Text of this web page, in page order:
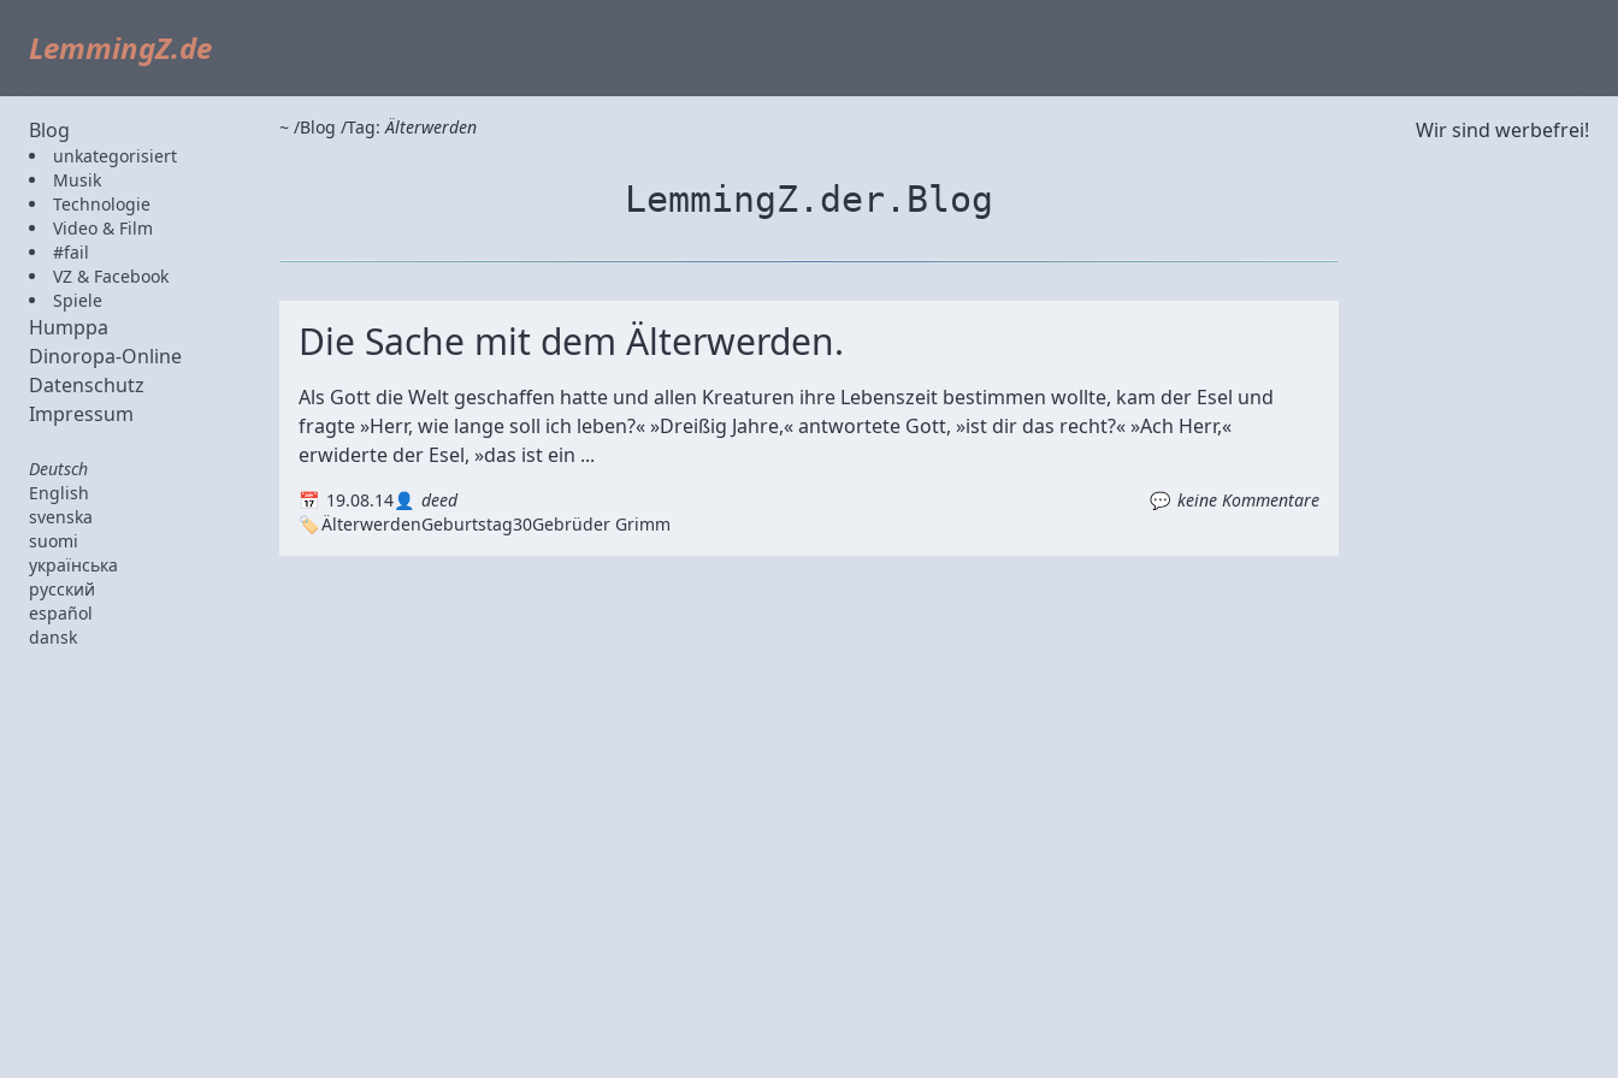
LemmingZ.de
Blog
unkategorisiert
Musik
Technologie
Video & Film
#fail
VZ & Facebook
Spiele
Humppa
Dinoropa-Online
Datenschutz
Impressum
Deutsch
English
svenska
suomi
українська
русский
español
dansk
~ Blog Tag:Älterwerden
LemmingZ.der.Blog
Die Sache mit dem Älterwerden.
Als Gott die Welt geschaffen hatte und allen Kreaturen ihre Lebenszeit bestimmen wollte, kam der Esel und
fragte »Herr, wie lange soll ich leben?« »Dreißig Jahre,« antwortete Gott, »ist dir das recht?« »Ach Herr,«
erwiderte der Esel, »das ist ein ...
19.08.14 deed
keine Kommentare
ÄlterwerdenGeburtstag30Gebrüder Grimm
Wir sind werbefrei!